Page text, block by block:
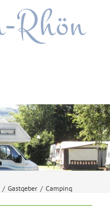
Rhön
/ Gastgeber / Camping